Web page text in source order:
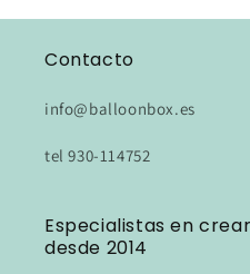
Contacto
info@balloonbox.es
tel 930-114752
Especialistas en
desde 2014